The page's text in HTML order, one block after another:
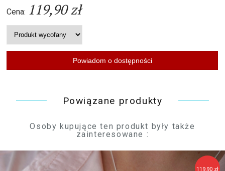
Cena: 119,90 zł
Powiązane produkty
Osoby kupujące ten produkt były także
zainteresowane :
119,90 zł